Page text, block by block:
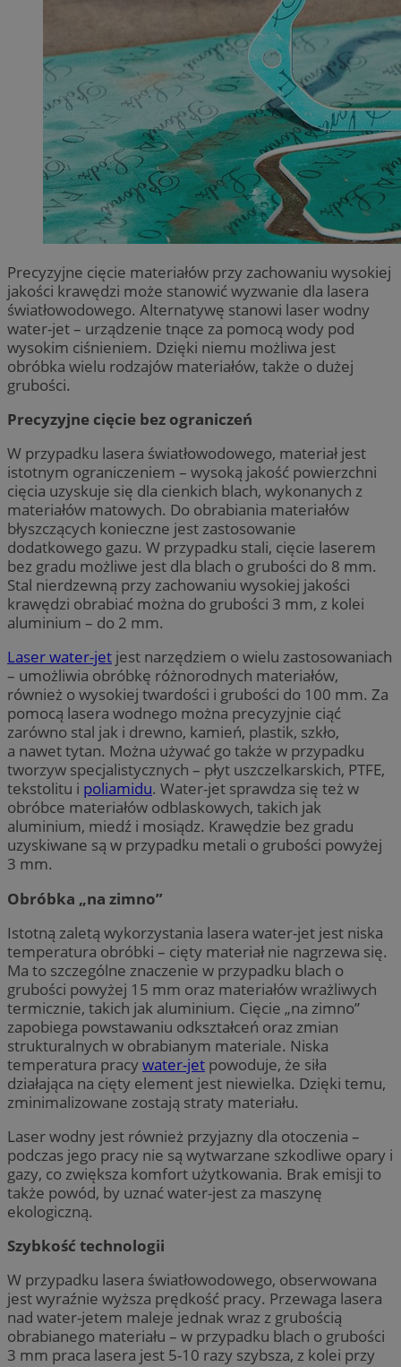
Precyzyjne cięcie materiałów przy zachowaniu wysokiej
jakości krawędzi może stanowić wyzwanie dla lasera
światłowodowego. Alternatywę stanowi laser wodny
water-jet – urządzenie tnące za pomocą wody pod
wysokim ciśnieniem. Dzięki niemu możliwa jest
obróbka wielu rodzajów materiałów, także o dużej
grubości.
Precyzyjne cięcie bez ograniczeń
W przypadku lasera światłowodowego, materiał jest
istotnym ograniczeniem – wysoką jakość powierzchni
cięcia uzyskuje się dla cienkich blach, wykonanych z
materiałów matowych. Do obrabiania materiałów
błyszczących konieczne jest zastosowanie
dodatkowego gazu. W przypadku stali, cięcie laserem
bez gradu możliwe jest dla blach o grubości do 8 mm.
Stal nierdzewną przy zachowaniu wysokiej jakości
krawędzi obrabiać można do grubości 3 mm, z kolei
aluminium – do 2 mm.
Laser water-jet jest narzędziem o wielu zastosowaniach
– umożliwia obróbkę różnorodnych materiałów,
również o wysokiej twardości i grubości do 100 mm. Za
pomocą lasera wodnego można precyzyjnie ciąć
zarówno stal jak i drewno, kamień, plastik, szkło,
a nawet tytan. Można używać go także w przypadku
tworzyw specjalistycznych – płyt uszczelkarskich, PTFE,
tekstolitu i poliamidu. Water-jet sprawdza się też w
obróbce materiałów odblaskowych, takich jak
aluminium, miedź i mosiądz. Krawędzie bez gradu
uzyskiwane są w przypadku metali o grubości powyżej
3 mm.
Obróbka „na zimno”
Istotną zaletą wykorzystania lasera water-jet jest niska
temperatura obróbki – cięty materiał nie nagrzewa się.
Ma to szczególne znaczenie w przypadku blach o
grubości powyżej 15 mm oraz materiałów wrażliwych
termicznie, takich jak aluminium. Cięcie „na zimno”
zapobiega powstawaniu odkształceń oraz zmian
strukturalnych w obrabianym materiale. Niska
temperatura pracywater-jet powoduje, że siła
działająca na cięty element jest niewielka. Dzięki temu,
zminimalizowane zostają straty materiału.
Laser wodny jest również przyjazny dla otoczenia –
podczas jego pracy nie są wytwarzane szkodliwe opary i
gazy, co zwiększa komfort użytkowania. Brak emisji to
także powód, by uznać water-jest za maszynę
ekologiczną.
Szybkość technologii
W przypadku lasera światłowodowego, obserwowana
jest wyraźnie wyższa prędkość pracy. Przewaga lasera
nad water-jetem maleje jednak wraz z grubością
obrabianego materiału – w przypadku blach o grubości
3 mm praca lasera jest 5-10 razy szybsza, z kolei przy